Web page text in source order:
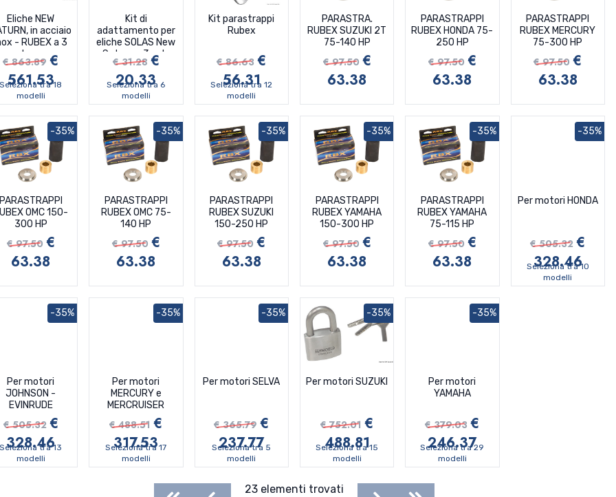
Eliche NEW
in acciaio
- RUBEX a 3
pale, con
parastrappi
RUBEX
intercambiabile
€ 863.89 €
561.53
Seleziona tra 18
modelli
Kit di
adattamento per
eliche SOLAS New
Saturn a 3 pale
€ 31.28 €
20.33
Seleziona tra 6
modelli
Kit parastrappi
Rubex
€ 86.63 €
56.31
Seleziona tra 12
modelli
PARASTRA.
RUBEX SUZUKI 2T
75-140 HP
€ 97.50 €
63.38
PARASTRAPPI
RUBEX HONDA 75-
250 HP
€ 97.50 €
63.38
PARASTRAPPI
RUBEX MERCURY
75-300 HP
€ 97.50 €
63.38
PARASTRAPPI
OMC 150-
300 HP
€ 97.50 €
63.38
-35%
PARASTRAPPI
RUBEX OMC 75-
140 HP
€ 97.50 €
63.38
-35%
PARASTRAPPI
RUBEX SUZUKI
150-250 HP
€ 97.50 €
63.38
-35%
PARASTRAPPI
RUBEX YAMAHA
150-300 HP
€ 97.50 €
63.38
-35%
PARASTRAPPI
RUBEX YAMAHA
75-115 HP
€ 97.50 €
63.38
-35%
Per motori HONDA
€ 505.32 €
328.46
-35%
Seleziona tra 10
modelli
Per motori
JOHNSON -
EVINRUDE
€ 505.32 €
328.46
-35%
Seleziona tra 13
modelli
Per motori
MERCURY e
MERCRUISER
€ 488.51 €
317.53
-35%
Seleziona tra 17
modelli
Per motori SELVA
€ 365.79 €
237.77
-35%
Seleziona tra 5
modelli
Per motori SUZUKI
€ 752.01 €
488.81
-35%
Seleziona tra 15
modelli
Per motori
YAMAHA
€ 379.03 €
246.37
-35%
Seleziona tra 29
modelli
23 elementi trovati